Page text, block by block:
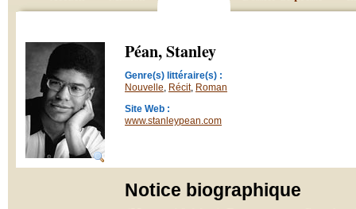
Péan, Stanley
Genre(s) littéraire(s) :
Nouvelle, Récit, Roman
Site Web :
www.stanleypean.com
Notice biographique